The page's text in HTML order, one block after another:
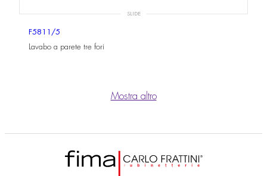
SLIDE
F5811/5
Lavabo a parete tre fori
Mostra altro